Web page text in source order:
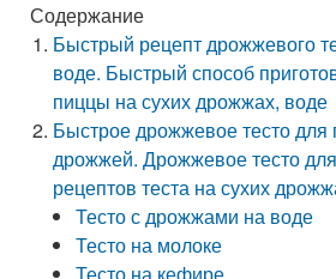
Содержание
Быстрый рецепт дрожжевого
воде. Быстрый способ
пиццы на сухих дрожжах, воде
Быстрое дрожжевое тесто для
дрожжей. Дрожжевое тесто
рецептов теста на сухих
Тесто с дрожжами на воде
Тесто на молоке